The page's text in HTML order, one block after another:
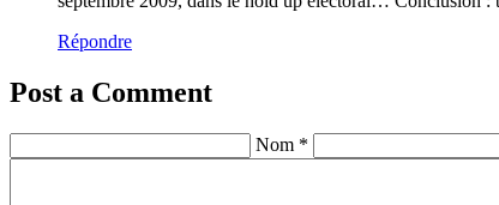
Répondre
Post a Comment
Nom *